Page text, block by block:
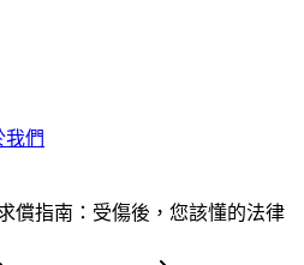
我們
償指南：受傷後，您該懂的法律